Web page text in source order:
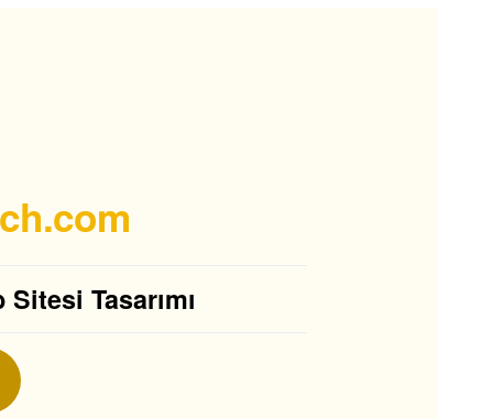
Tasarımı